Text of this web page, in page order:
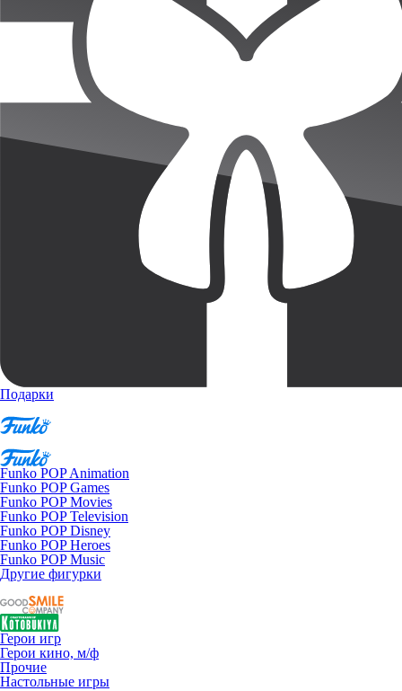
Подарки
Funko POP Animation
Funko POP Games
Funko POP Movies
Funko POP Television
Funko POP Disney
Funko POP Heroes
Funko POP Music
Другие фигурки
Герои игр
Герои кино, м/ф
Прочие
Настольные игры